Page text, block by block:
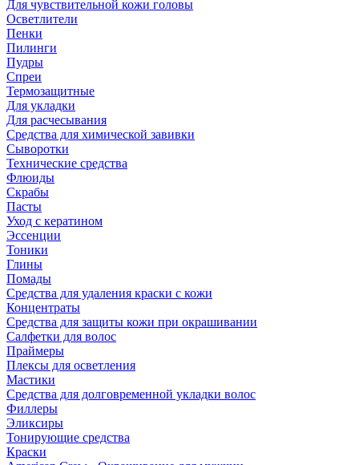
Для чувствительной кожи головы
Осветлители
Пенки
Пилинги
Пудры
Спреи
Термозащитные
Для укладки
Для расчесывания
Средства для химической завивки
Сыворотки
Технические средства
Флюиды
Скрабы
Пасты
Уход с кератином
Эссенции
Тоники
Глины
Помады
Средства для удаления краски с кожи
Концентраты
Средства для защиты кожи при окрашивании
Салфетки для волос
Праймеры
Плексы для осветления
Мастики
Средства для долговременной укладки волос
Филлеры
Эликсиры
Тонирующие средства
Краски